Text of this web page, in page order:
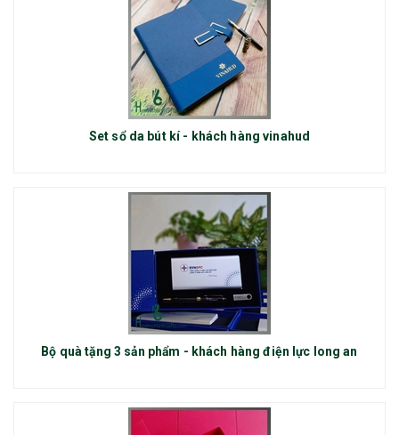
Set sổ da bút kí - khách hàng vinahud
Bộ quà tặng 3 sản phẩm - khách hàng điện lực long an